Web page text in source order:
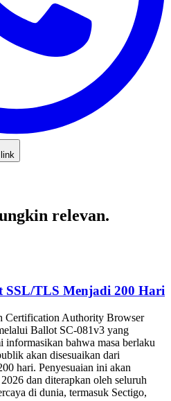
relevan.
SSL/TLS Menjadi 200 Hari
Certification Authority Browser
Ballot SC-081v3 yang
bahwa masa berlaku
akan disesuaikan dari
hari. Penyesuaian ini akan
dan diterapkan oleh seluruh
di dunia, termasuk Sectigo,